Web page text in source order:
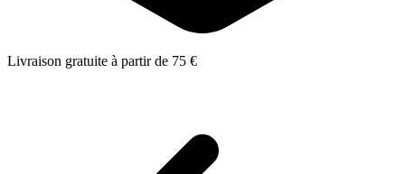
Livraison gratuite à partir de 75 €